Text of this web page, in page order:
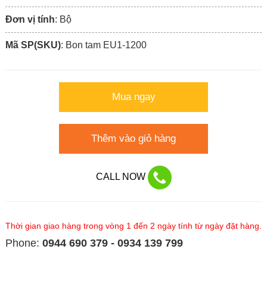
Đơn vị tính: Bộ
Mã SP(SKU): Bon tam EU1-1200
Mua ngay
Thêm vào giỏ hàng
CALL NOW
Thời gian giao hàng trong vòng 1 đến 2 ngày tính từ ngày đặt hàng.
Phone: 0944 690 379 - 0934 139 799